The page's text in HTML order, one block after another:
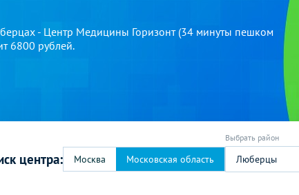
- Центр Медицины Горизонт (34 минуты пешком
6800 рублей.
центра: Люберцы